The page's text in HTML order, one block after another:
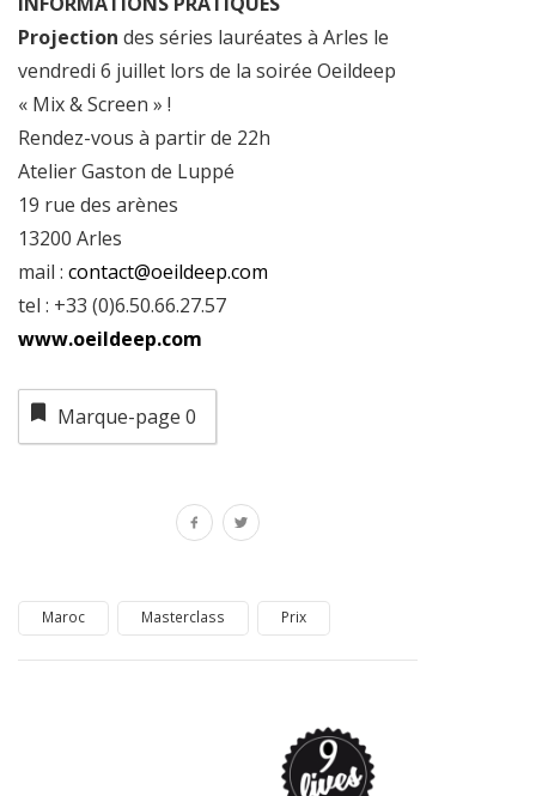
Projection des séries lauréates à Arles le
vendredi 6 juillet lors de la soirée Oeildeep
« Mix & Screen » !
Rendez-vous à partir de 22h
Atelier Gaston de Luppé
19 rue des arènes
13200 Arles
mail : contact@oeildeep.com
tel : +33 (0)6.50.66.27.57
www.oeildeep.com
Marque-page 0
Maroc Masterclass Prix